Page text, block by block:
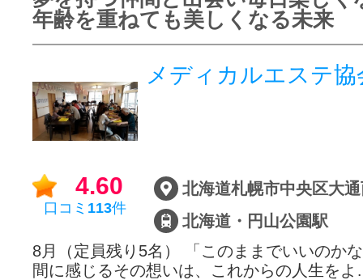
年齢を重ねても美しくなる未来
メディカルエステ協
4.60
口コミ 113件
北海道・円山公園駅
8月（定員残り5名） 「このままでいいのか
間に感じるその想いは、これからの人生を